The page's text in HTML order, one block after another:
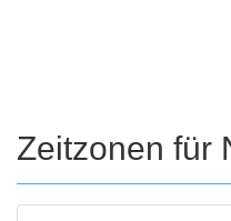
Zeitzonen für